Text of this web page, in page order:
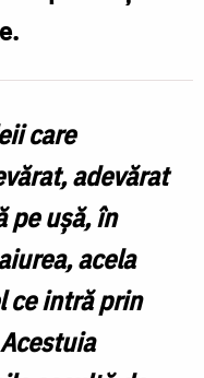
care
adevărat
pe uşă, în
acela
ce intră prin